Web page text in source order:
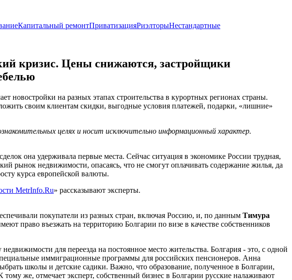
Капитальный ремонтПриватизацияРиэлторыНестандартные
кризис. Цены снижаются, застройщики
новостройки на разных этапах строительства в курортных регионах страны.
своим клиентам скидки, выгодные условия платежей, подарки, «лишние»
целях и носит исключительно информационный характер.
она удерживала первые места. Сейчас ситуация в экономике России трудная,
рынок недвижимости, опасаясь, что не смогут оплачивать содержание жилья, да
курса европейской валюты.
MetrInfo.Ru» рассказывают эксперты.
покупатели из разных стран, включая Россию, и, по данным Тимура
право въезжать на территорию Болгарии по визе в качестве собственников
для переезда на постоянное место жительства. Болгария - это, с одной
иммиграционные программы для российских пенсионеров. Анна
школы и детские садики. Важно, что образование, полученное в Болгарии,
же, отмечает эксперт, собственный бизнес в Болгарии русские налаживают